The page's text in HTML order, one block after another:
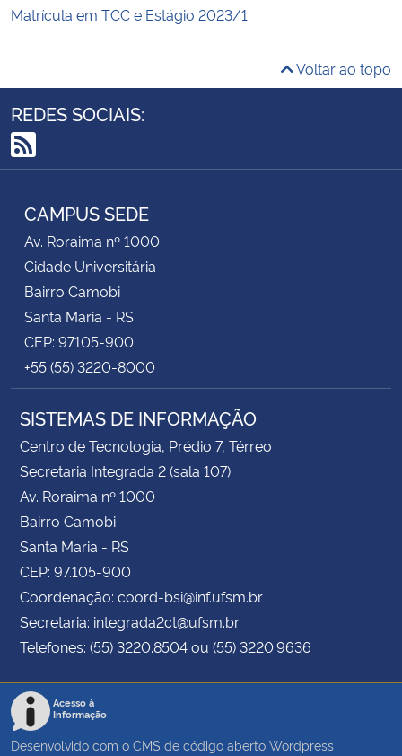
Matrícula em TCC e Estágio 2023/1
Voltar ao topo
REDES SOCIAIS:
RSS
CAMPUS SEDE
Av. Roraima nº 1000
Cidade Universitária
Bairro Camobi
Santa Maria - RS
CEP: 97105-900
+55 (55) 3220-8000
SISTEMAS DE INFORMAÇÃO
Centro de Tecnologia, Prédio 7, Térreo
Secretaria Integrada 2 (sala 107)
Av. Roraima nº 1000
Bairro Camobi
Santa Maria - RS
CEP: 97.105-900
Coordenação: coord-bsi@inf.ufsm.br
Secretaria: integrada2ct@ufsm.br
Telefones: (55) 3220.8504 ou (55) 3220.9636
Acesso à
Informação
Desenvolvido com o CMS de código aberto Wordpress